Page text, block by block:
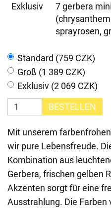
Exklusiv
7 gerbera
sprayrosen,
Standard (759 CZK)
Groß (1 389 CZK)
Exklusiv (2 069 CZK)
BESTELLEN
Mit unserem
wir pure Lebensfreude.
Kombination aus
Gerbera, frischen gelben
Akzenten sorgt für eine
Ausstrahlung. Die